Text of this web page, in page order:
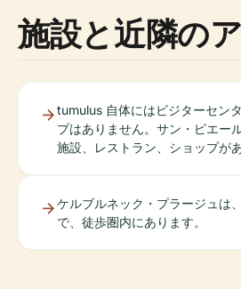
施設と近隣の
tumulus 自体にはビジターセン
プはありません。サン・ピエー
施設、レストラン、ショップが
ケルブルネック・プラージュは
で、徒歩圏内にあります。